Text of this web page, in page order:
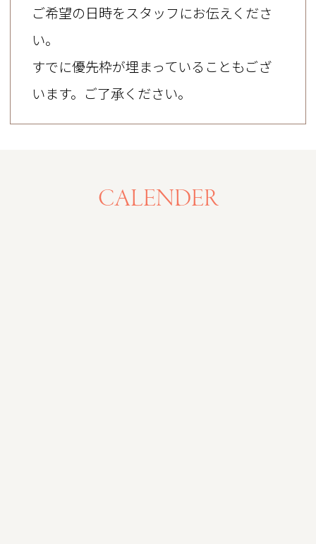
15:45〜、16:30〜、16:45〜
大人メンテナンス、子供メンテナンス、市
民健診、妊産婦健診、後期高齢健診
お電話にてお問い合わせ下さい。
11:45〜、15:15〜
ご希望の日時をスタッフにお伝えくださ
い。
すでに優先枠が埋まっていることもござ
います。ご了承ください。
CALENDER